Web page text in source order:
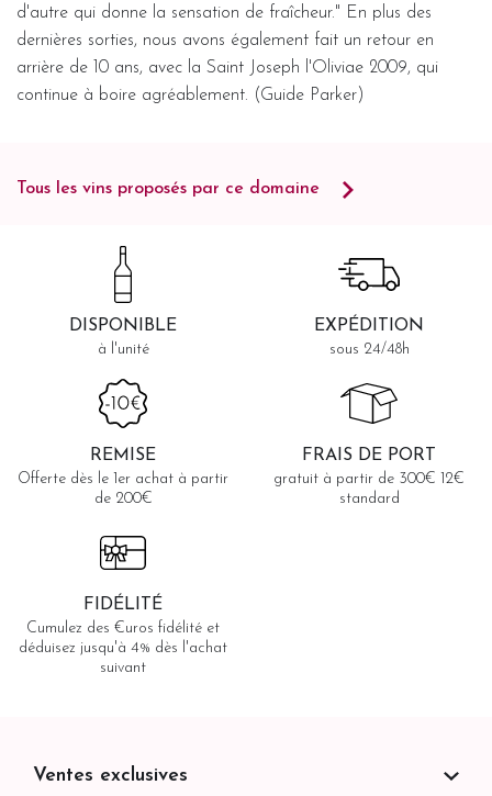
d'autre qui donne la sensation de fraîcheur." En plus des
dernières sorties, nous avons également fait un retour en
arrière de 10 ans, avec la Saint Joseph l'Oliviae 2009, qui
continue à boire agréablement. (Guide Parker)
Tous les vins proposés par ce domaine
DISPONIBLE
à l'unité
EXPÉDITION
sous 24/48h
REMISE
Offerte dès le 1er achat à partir
de 200€
FRAIS DE PORT
gratuit à partir de 300€ 12€
standard
FIDÉLITÉ
Cumulez des €uros fidélité et
déduisez jusqu'à 4% dès l'achat
suivant
Ventes exclusives